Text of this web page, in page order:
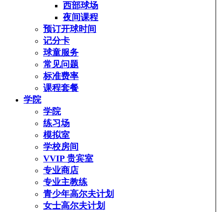
西部球场
夜间课程
预订开球时间
记分卡
球童服务
常见问题
标准费率
课程套餐
学院
学院
练习场
模拟室
学校房间
VVIP 贵宾室
专业商店
专业主教练
青少年高尔夫计划
女士高尔夫计划